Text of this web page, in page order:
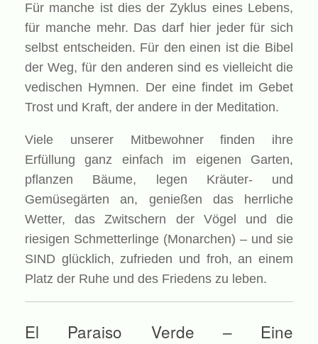
Für manche ist dies der Zyklus eines Lebens,
für manche mehr. Das darf hier jeder für sich
selbst entscheiden. Für den einen ist die Bibel
der Weg, für den anderen sind es vielleicht die
vedischen Hymnen. Der eine findet im Gebet
Trost und Kraft, der andere in der Meditation.
Viele unserer Mitbewohner finden ihre
Erfüllung ganz einfach im eigenen Garten,
pflanzen Bäume, legen Kräuter- und
Gemüsegärten an, genießen das herrliche
Wetter, das Zwitschern der Vögel und die
riesigen Schmetterlinge (Monarchen) – und sie
SIND glücklich, zufrieden und froh, an einem
Platz der Ruhe und des Friedens zu leben.
El Paraiso Verde – Eine